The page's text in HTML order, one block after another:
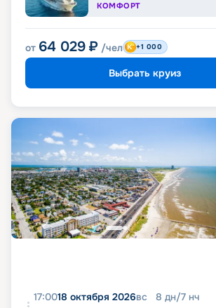
КОМФОРТ
от 64 029 ₽ /чел +1 000
Выбрать круиз
17:0018 октября 2026вс 8 дн/7 нч